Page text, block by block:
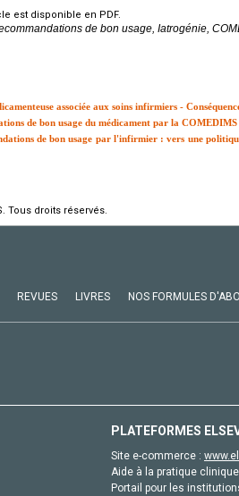
est disponible en PDF.
de bon usage, Iatrogénie,
associée aux soins infirmiers -
de bon usage du médicament par la
de bon usage par l'infirmier : vers une
Tous droits réservés.
REVUES LIVRES NOS FORMULES
PLATEFORMES
Site e-commerce :
Aide à la pratique
Portail pour les